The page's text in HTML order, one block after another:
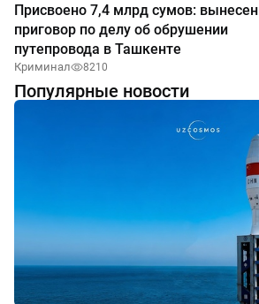
Присвоено 7,4 млрд сумов: вынесен
приговор по делу об обрушении
путепровода в Ташкенте
Криминал 8210
Популярные новости